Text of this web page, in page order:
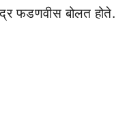
फडणवीस बोलत होते.